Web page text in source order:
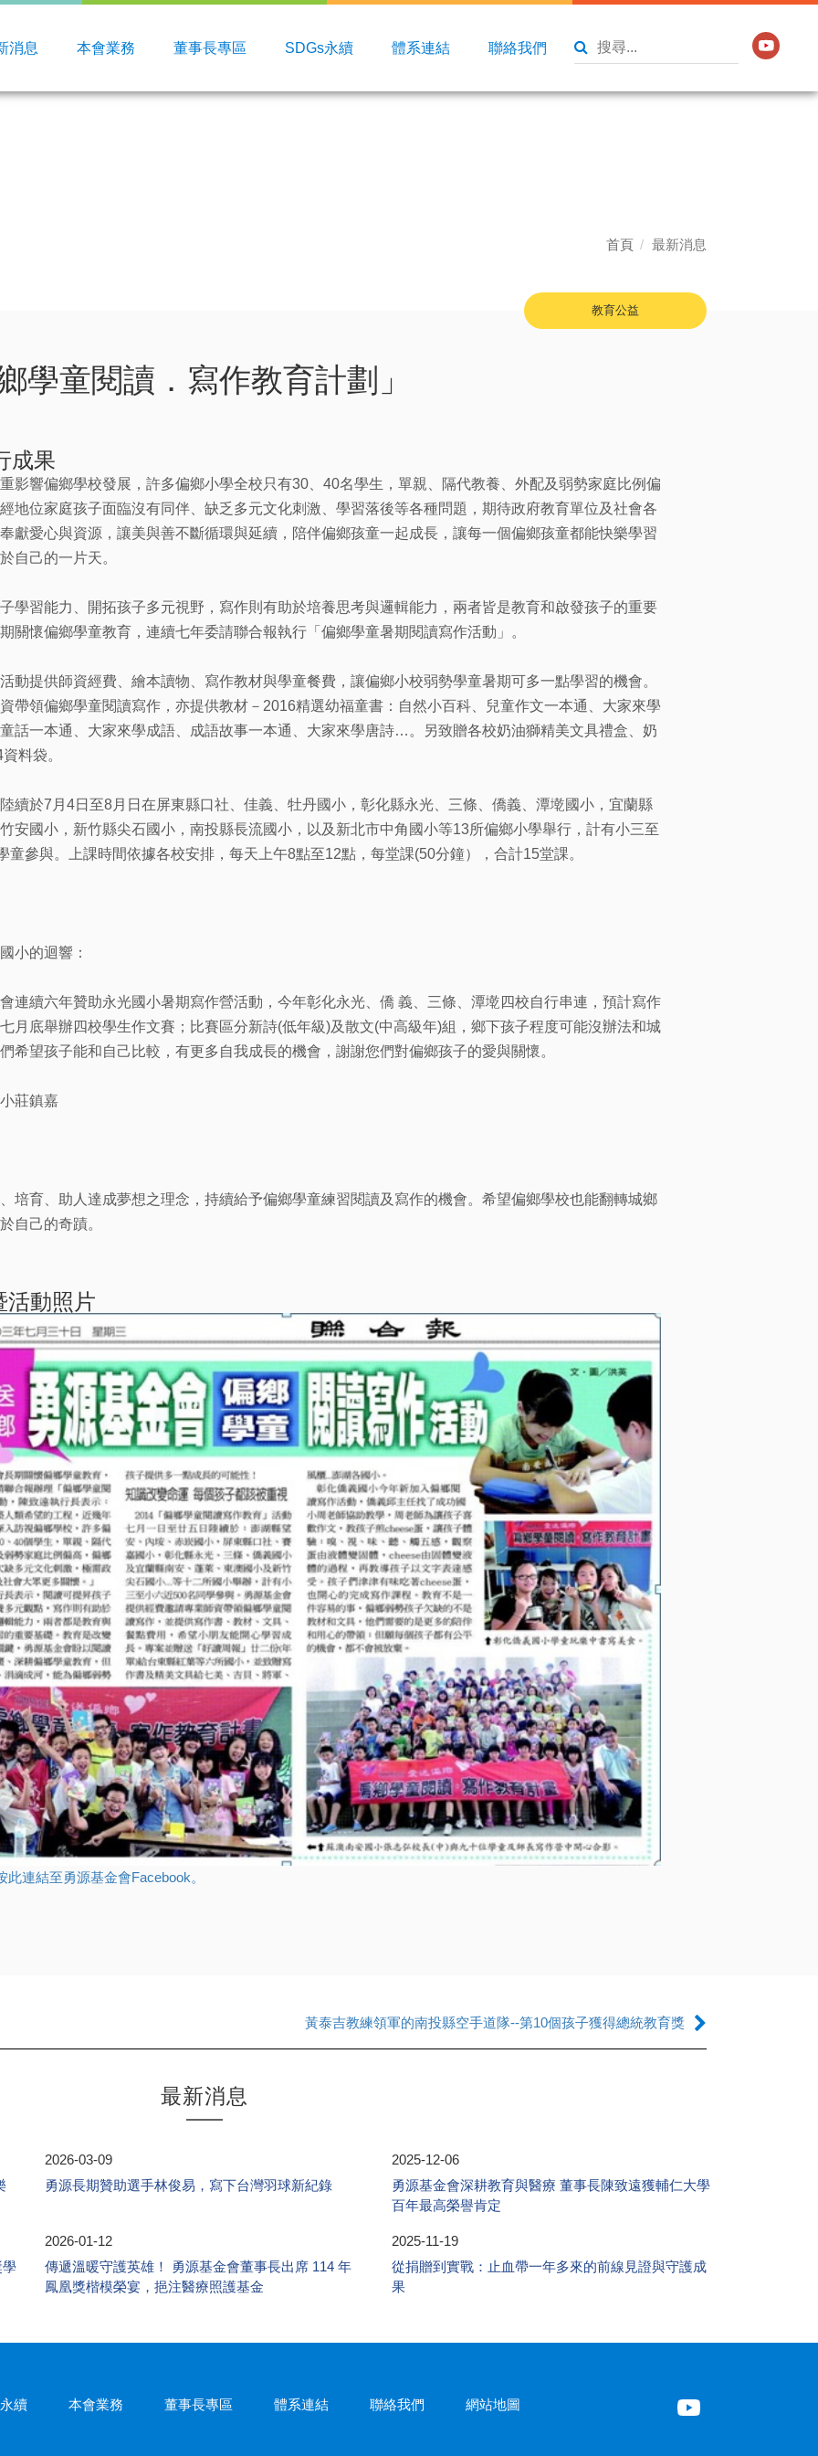
消息 本會業務 董事長專區 SDGs永續 體系連結 聯絡我們
首頁 最新消息
教育公益
學童閱讀．寫作教育計劃」
成果
影響偏鄉學校發展，許多偏鄉小學全校只有30、40名學生，單親、隔代教養、外配及弱勢家庭比例偏
地位家庭孩子面臨沒有同伴、缺乏多元文化刺激、學習落後等各種問題，期待政府教育單位及社會各
獻愛心與資源，讓美與善不斷循環與延續，陪伴偏鄉孩童一起成長，讓每一個偏鄉孩童都能快樂學習
自己的一片天。
學習能力、開拓孩子多元視野，寫作則有助於培養思考與邏輯能力，兩者皆是教育和啟發孩子的重要
關懷偏鄉學童教育，連續七年委請聯合報執行「偏鄉學童暑期閱讀寫作活動」。
動提供師資經費、繪本讀物、寫作教材與學童餐費，讓偏鄉小校弱勢學童暑期可多一點學習的機會。
帶領偏鄉學童閱讀寫作，亦提供教材－2016精選幼福童書：自然小百科、兒童作文一本通、大家來學
話一本通、大家來學成語、成語故事一本通、大家來學唐詩…。另致贈各校奶油獅精美文具禮盒、奶
料袋。
續於7月4日至8月日在屏東縣口社、佳義、牡丹國小，彰化縣永光、三條、僑義、潭墘國小，宜蘭縣
安國小，新竹縣尖石國小，南投縣長流國小，以及新北市中角國小等13所偏鄉小學舉行，計有小三至
童參與。上課時間依據各校安排，每天上午8點至12點，每堂課(50分鐘），合計15堂課。
小的迴響：
連續六年贊助永光國小暑期寫作營活動，今年彰化永光、僑 義、三條、潭墘四校自行串連，預計寫作
月底舉辦四校學生作文賽；比賽區分新詩(低年級)及散文(中高級年)組，鄉下孩子程度可能沒辦法和城
希望孩子能和自己比較，有更多自我成長的機會，謝謝您們對偏鄉孩子的愛與關懷。
莊鎮嘉
培育、助人達成夢想之理念，持續給予偏鄉學童練習閱讀及寫作的機會。希望偏鄉學校也能翻轉城鄉
自己的奇蹟。
活動照片
此連結至勇源基金會Facebook。
黃泰吉教練領軍的南投縣空手道隊--第10個孩子獲得總統教育獎
最新消息
2026-03-09
勇源長期贊助選手林俊易，寫下台灣羽球新紀錄
2025-12-06
勇源基金會深耕教育與醫療 董事長陳致遠獲輔仁大學
百年最高榮譽肯定
學
2026-01-12
傳遞溫暖守護英雄！ 勇源基金會董事長出席 114 年
鳳凰獎楷模榮宴，挹注醫療照護基金
2025-11-19
從捐贈到實戰：止血帶一年多來的前線見證與守護成
果
續 本會業務 董事長專區 體系連結 聯絡我們 網站地圖